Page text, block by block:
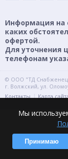
Информация на
каких
офертой.
Для уточнения
телефонам
© ООО "ТД
г. Волжский, ул.
Контакты
Карта
Мы
Принимаю